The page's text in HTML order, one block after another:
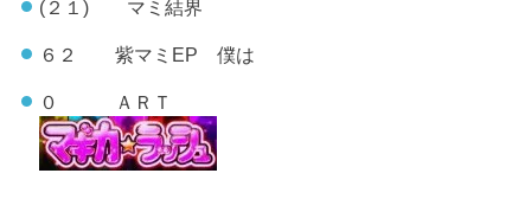
(２１) マミ結界
６２ 紫マミEP 僕は
０ ＡＲＴ